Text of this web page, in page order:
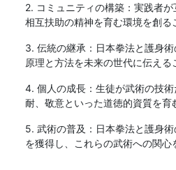
2. コミュニティの構築：実践者
相互扶助の精神を育む環境を創る
3. 伝統の継承：日本拳法と護身
原理と方法を未来の世代に伝える
4. 個人の成長：生徒が武術の技
耐、敬意といった道徳的資質を育
5. 武術の普及：日本拳法と護身
を獲得し、これらの武術への関心